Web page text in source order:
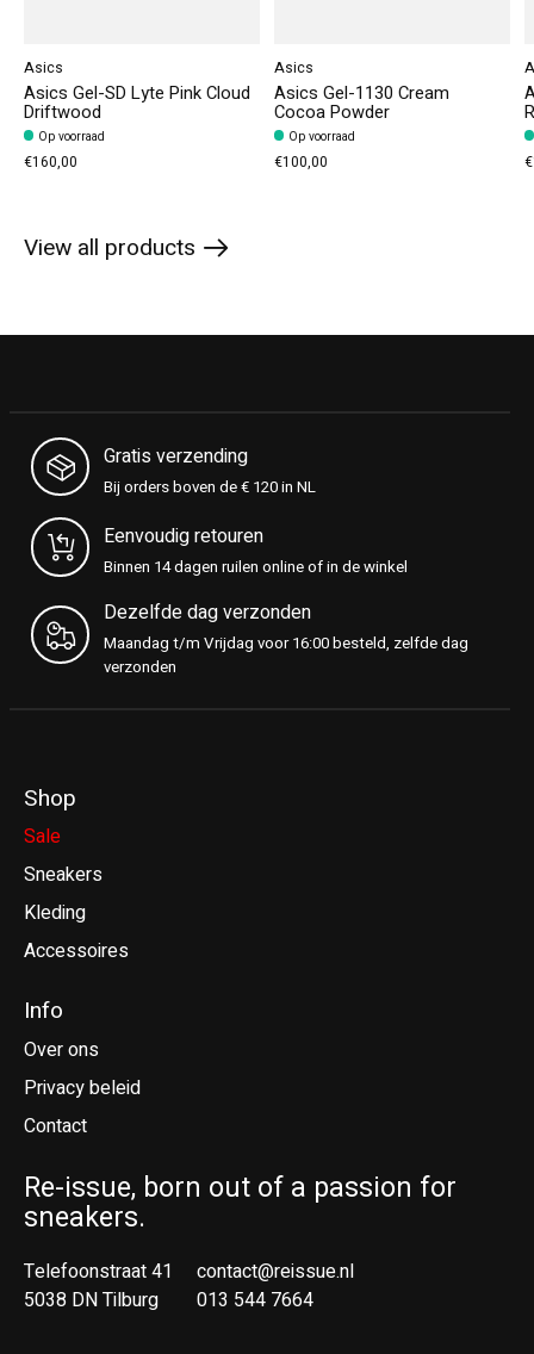
Asics
Asics Gel-SD Lyte Pink Cloud
Driftwood
Op voorraad
€160,00
Asics
Asics Gel-1130 Cream
Cocoa Powder
Op voorraad
€100,00
View all products
Gratis verzending
Bij orders boven de € 120 in NL
Eenvoudig retouren
Binnen 14 dagen ruilen online of in de winkel
Dezelfde dag verzonden
Maandag t/m Vrijdag voor 16:00 besteld, zelfde dag
verzonden
Shop
Sale
Sneakers
Kleding
Accessoires
Info
Over ons
Privacy beleid
Contact
Re-issue, born out of a passion for
sneakers.
Telefoonstraat 41
5038 DN Tilburg
contact@reissue.nl
013 544 7664